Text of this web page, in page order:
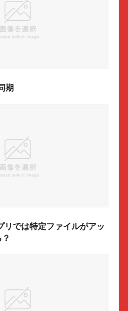
期
リでは特定ファイルがアッ